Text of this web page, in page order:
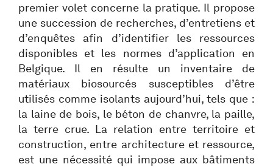
premier volet concerne la pratique. Il propose
une succession de recherches, d’entretiens et
d’enquêtes afin d’identifier les ressources
disponibles et les normes d’application en
Belgique. Il en résulte un inventaire de
matériaux biosourcés susceptibles d’être
utilisés comme isolants aujourd’hui, tels que :
la laine de bois, le béton de chanvre, la paille,
la terre crue. La relation entre territoire et
construction, entre architecture et ressource,
est une nécessité qui impose aux bâtiments